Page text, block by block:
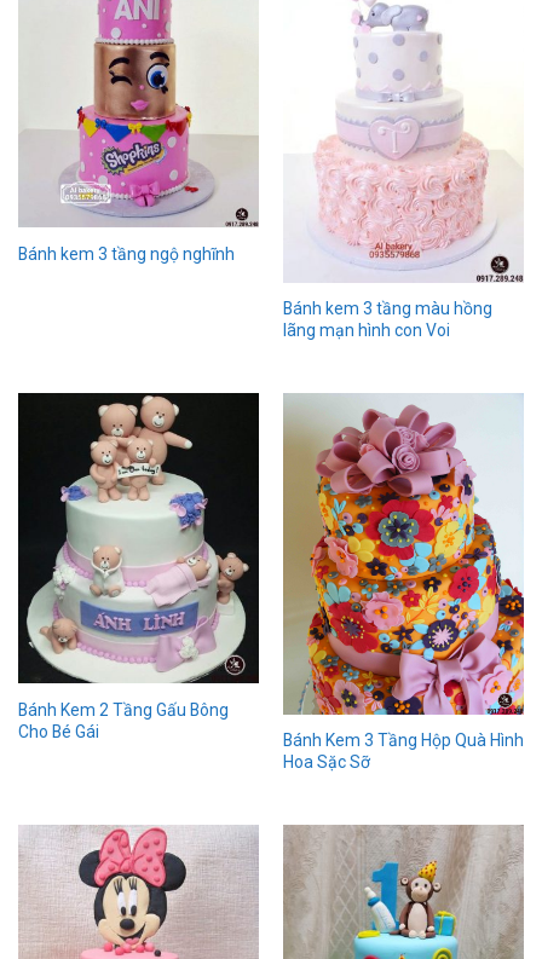
Bánh kem 3 tầng ngộ nghĩnh
Bánh kem 3 tầng màu hồng
lãng mạn hình con Voi
Bánh Kem 2 Tầng Gấu Bông
Cho Bé Gái
Bánh Kem 3 Tầng Hộp Quà Hình
Hoa Sặc Sỡ